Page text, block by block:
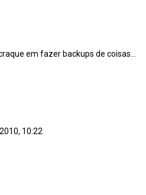
em fazer backups de coisas...
10:22